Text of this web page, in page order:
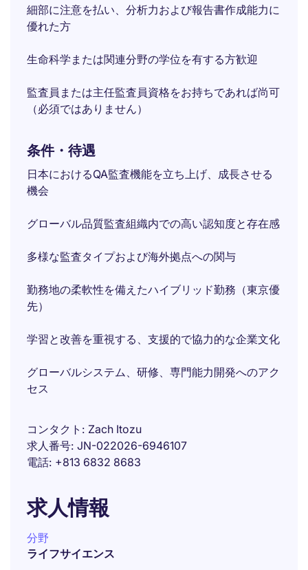
細部に注意を払い、分析力および報告書作成能力に
優れた方
生命科学または関連分野の学位を有する方歓迎
監査員または主任監査員資格をお持ちであれば尚可
（必須ではありません）
条件・待遇
日本におけるQA監査機能を立ち上げ、成長させる
機会
グローバル品質監査組織内での高い認知度と存在感
多様な監査タイプおよび海外拠点への関与
勤務地の柔軟性を備えたハイブリッド勤務（東京優
先）
学習と改善を重視する、支援的で協力的な企業文化
グローバルシステム、研修、専門能力開発へのアク
セス
コンタクト
Zach Itozu
求人番号 JN-022026-6946107
電話 +813 6832 8683
求人情報
分野
ライフサイエンス